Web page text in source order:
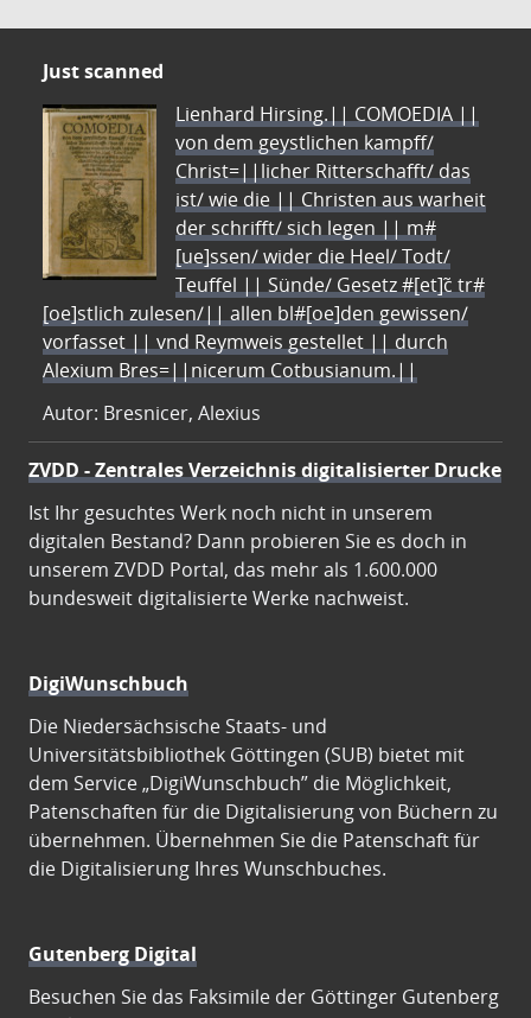
Just scanned
Lienhard Hirsing.|| COMOEDIA ||
von dem geystlichen kampff/
Christ=||licher Ritterschafft/ das
ist/ wie die || Christen aus warheit
der schrifft/ sich legen || m#
[ue]ssen/ wider die Heel/ Todt/
Teuffel || Sünde/ Gesetz #[et]c̃ tr#
[oe]stlich zulesen/|| allen bl#[oe]den gewissen/
vorfasset || vnd Reymweis gestellet || durch
Alexium Bres=||nicerum Cotbusianum.||
Autor: Bresnicer, Alexius
ZVDD - Zentrales Verzeichnis digitalisierter Drucke
Ist Ihr gesuchtes Werk noch nicht in unserem
digitalen Bestand? Dann probieren Sie es doch in
unserem ZVDD Portal, das mehr als 1.600.000
bundesweit digitalisierte Werke nachweist.
DigiWunschbuch
Die Niedersächsische Staats- und
Universitätsbibliothek Göttingen (SUB) bietet mit
dem Service „DigiWunschbuch” die Möglichkeit,
Patenschaften für die Digitalisierung von Büchern zu
übernehmen. Übernehmen Sie die Patenschaft für
die Digitalisierung Ihres Wunschbuches.
Gutenberg Digital
Besuchen Sie das Faksimile der Göttinger Gutenberg